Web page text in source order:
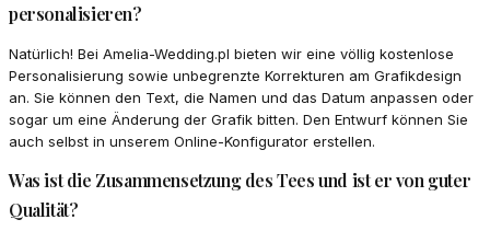
personalisieren?
Natürlich! Bei Amelia-Wedding.pl bieten wir eine völlig kostenlose
Personalisierung sowie unbegrenzte Korrekturen am Grafikdesign
an. Sie können den Text, die Namen und das Datum anpassen oder
sogar um eine Änderung der Grafik bitten. Den Entwurf können Sie
auch selbst in unserem Online-Konfigurator erstellen.
Was ist die Zusammensetzung des Tees und ist er von guter
Qualität?